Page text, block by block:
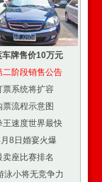
车牌售价10万元
二阶段销售公告
票系统将扩容
票流程示意图
王速度世界最快
8日婚宴火爆
卖座比赛排名
泳小将无竞争力